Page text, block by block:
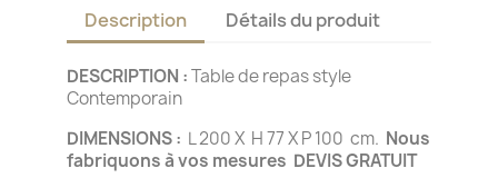
Description Détails du produit
DESCRIPTION :Table de repas style
Contemporain
DIMENSIONS : L 200 X H 77 X P 100 cm. Nous
fabriquons à vos mesures DEVIS GRATUIT